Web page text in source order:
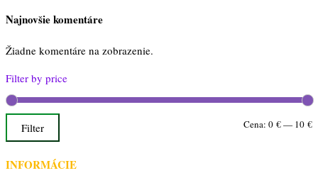
Najnovšie komentáre
Žiadne komentáre na zobrazenie.
Filter by price
Filter Cena: 0 €— 10 €
INFORMÁCIE